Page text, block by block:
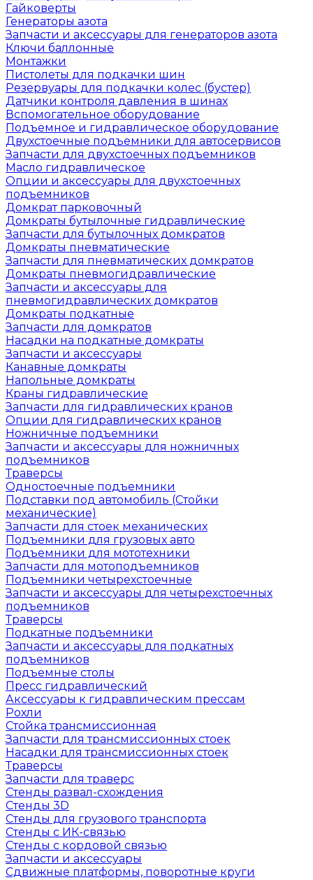
Гайковерты
Генераторы азота
Запчасти и аксессуары для генераторов азота
Ключи баллонные
Монтажки
Пистолеты для подкачки шин
Резервуары для подкачки колес (бустер)
Датчики контроля давления в шинах
Вспомогательное оборудование
Подъемное и гидравлическое оборудование
Двухстоечные подъемники для автосервисов
Запчасти для двухстоечных подъемников
Масло гидравлическое
Опции и аксессуары для двухстоечных
подъемников
Домкрат парковочный
Домкраты бутылочные гидравлические
Запчасти для бутылочных домкратов
Домкраты пневматические
Запчасти для пневматических домкратов
Домкраты пневмогидравлические
Запчасти и аксессуары для
пневмогидравлических домкратов
Домкраты подкатные
Запчасти для домкратов
Насадки на подкатные домкраты
Запчасти и аксессуары
Канавные домкраты
Напольные домкраты
Краны гидравлические
Запчасти для гидравлических кранов
Опции для гидравлических кранов
Ножничные подъемники
Запчасти и аксессуары для ножничных
подъемников
Траверсы
Одностоечные подъемники
Подставки под автомобиль (Стойки
механические)
Запчасти для стоек механических
Подъемники для грузовых авто
Подъемники для мототехники
Запчасти для мотоподъемников
Подъемники четырехстоечные
Запчасти и аксессуары для четырехстоечных
подъемников
Траверсы
Подкатные подъемники
Запчасти и аксессуары для подкатных
подъемников
Подъемные столы
Пресс гидравлический
Аксессуары к гидравлическим прессам
Рохли
Стойка трансмиссионная
Запчасти для трансмиссионных стоек
Насадки для трансмиссионных стоек
Траверсы
Запчасти для траверс
Стенды развал-схождения
Стенды 3D
Стенды для грузового транспорта
Стенды с ИК-связью
Стенды с кордовой связью
Запчасти и аксессуары
Сдвижные платформы, поворотные круги